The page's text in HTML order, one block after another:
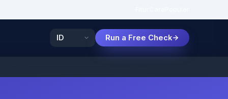
Run a Free Check